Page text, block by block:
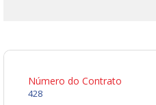
Número do Contrato
428